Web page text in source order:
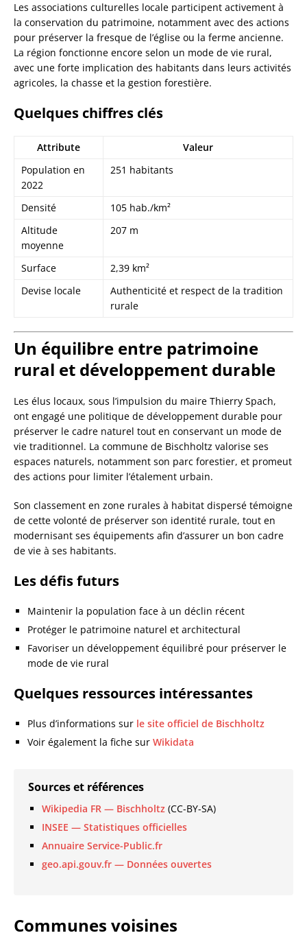
Les associations culturelles locale participent activement à
la conservation du patrimoine, notamment avec des actions
pour préserver la fresque de l’église ou la ferme ancienne.
La région fonctionne encore selon un mode de vie rural,
avec une forte implication des habitants dans leurs activités
agricoles, la chasse et la gestion forestière.
Quelques chiffres clés
Attribute
Valeur
Population en
2022
251 habitants
Densité
105 hab./km²
Altitude
moyenne
207 m
Surface
2,39 km²
Devise locale
Authenticité et respect de la tradition
rurale
Un équilibre entre patrimoine
rural et développement durable
Les élus locaux, sous l’impulsion du maire Thierry Spach,
ont engagé une politique de développement durable pour
préserver le cadre naturel tout en conservant un mode de
vie traditionnel. La commune de Bischholtz valorise ses
espaces naturels, notamment son parc forestier, et promeut
des actions pour limiter l’étalement urbain.
Son classement en zone rurales à habitat dispersé témoigne
de cette volonté de préserver son identité rurale, tout en
modernisant ses équipements afin d’assurer un bon cadre
de vie à ses habitants.
Les défis futurs
Maintenir la population face à un déclin récent
Protéger le patrimoine naturel et architectural
Favoriser un développement équilibré pour préserver le
mode de vie rural
Quelques ressources intéressantes
Plus d’informations sur le site officiel de Bischholtz
Voir également la fiche sur Wikidata
Sources et références
Wikipedia FR — Bischholtz (CC-BY-SA)
INSEE — Statistiques officielles
Annuaire Service-Public.fr
geo.api.gouv.fr — Données ouvertes
Communes voisines